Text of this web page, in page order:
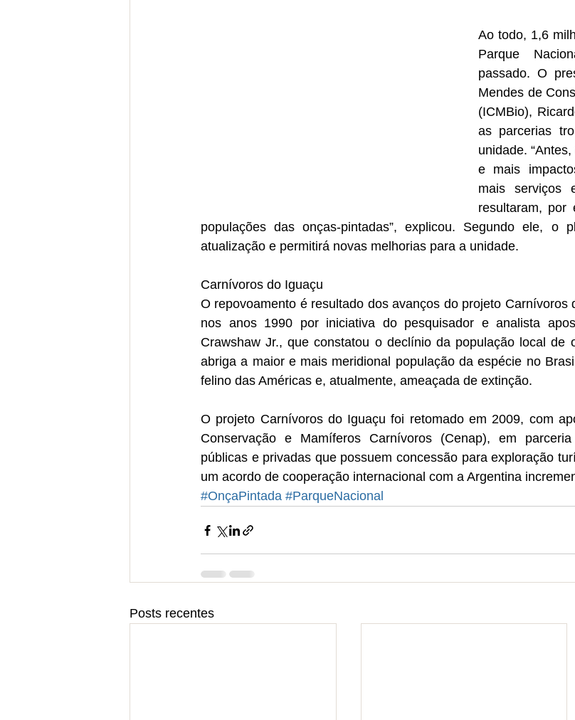
Ao todo, 1,6
Parque
passado. O
Mendes de
(ICMBio),
as parcerias
unidade.
e mais
mais serviços
resultaram, por
populações das onças-pintadas”, explicou. Segundo ele, o
atualização e permitirá novas melhorias para a unidade.
Carnívoros do Iguaçu
O repovoamento é resultado dos avanços do projeto Carnívoros
nos anos 1990 por iniciativa do pesquisador e analista
Crawshaw Jr., que constatou o declínio da população local de
abriga a maior e mais meridional população da espécie no
felino das Américas e, atualmente, ameaçada de extinção.
O projeto Carnívoros do Iguaçu foi retomado em 2009, com
Conservação e Mamíferos Carnívoros (Cenap), em
públicas e privadas que possuem concessão para exploração
um acordo de cooperação internacional com a Argentina
#OnçaPintada #ParqueNacional
Posts recentes